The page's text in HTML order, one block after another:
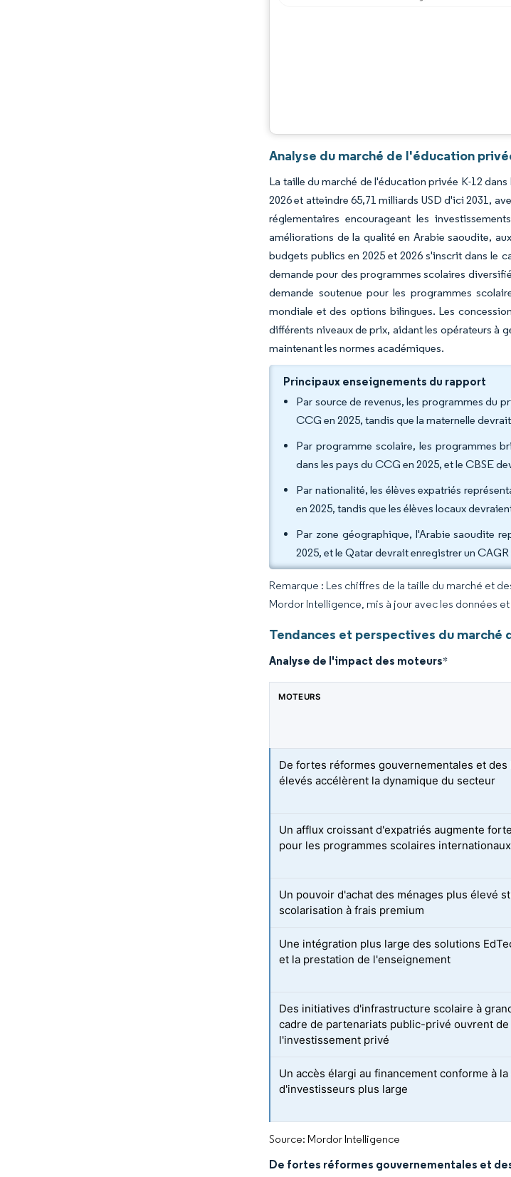
Analyse du marché de l'éducation
La taille du marché de l'éducation privée K-12
2026 et atteindre 65,71 milliards USD d'ici 2031,
réglementaires encourageant les
améliorations de la qualité en Arabie saoudite,
budgets publics en 2025 et 2026 s'inscrit dans le
demande pour des programmes scolaires
demande soutenue pour les programmes
mondiale et des options bilingues. Les
différents niveaux de prix, aidant les opérateurs à
maintenant les normes académiques.
Principaux enseignements du rapport
Par source de revenus, les programmes du
CCG en 2025, tandis que la maternelle
Par programme scolaire, les programmes
dans les pays du CCG en 2025, et le CBSE
Par nationalité, les élèves expatriés
en 2025, tandis que les élèves locaux
Par zone géographique, l'Arabie saoudite
2025, et le Qatar devrait enregistrer un CAGR
Remarque : Les chiffres de la taille du marché et
Mordor Intelligence, mis à jour avec les données
Tendances et perspectives du marché
Analyse de l'impact des moteurs*
MOTEURS
De fortes réformes gouvernementales et
élevés accélèrent la dynamique du secteur
Un afflux croissant d'expatriés augmente
pour les programmes scolaires internationaux
Un pouvoir d'achat des ménages plus élevé
scolarisation à frais premium
Une intégration plus large des solutions
et la prestation de l'enseignement
Des initiatives d'infrastructure scolaire à
cadre de partenariats public-privé ouvrent
l'investissement privé
Un accès élargi au financement conforme à
d'investisseurs plus large
Source: Mordor Intelligence
De fortes réformes gouvernementales et